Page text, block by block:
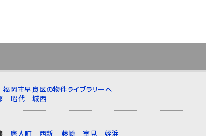
福岡市早良区の物件ライブラリーへ
昭代 城西
唐人町 西新 藤崎 室見 姪浜